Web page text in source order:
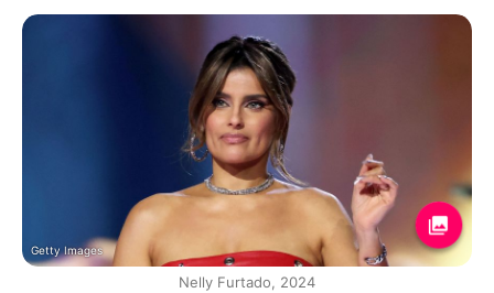
Getty Images
Nelly Furtado, 2024